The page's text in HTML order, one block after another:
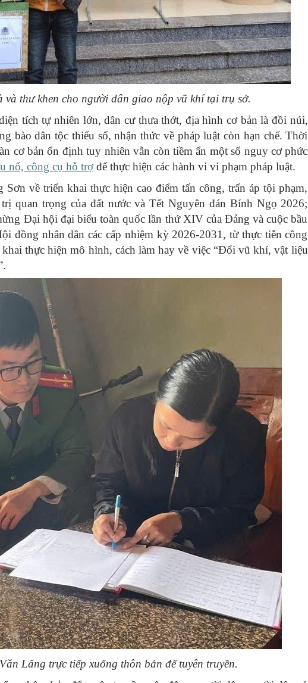
thư khen cho người dân giao nộp vũ khí tại trụ sở.
tích tự nhiên lớn, dân cư thưa thớt, địa hình cơ bản là đồi núi,
bào dân tộc thiểu số, nhận thức về pháp luật còn hạn chế. Thời
cơ bản ổn định tuy nhiên vẫn còn tiềm ẩn một số nguy cơ phức
nổ, công cụ hỗ trợđể thực hiện các hành vi vi phạm pháp luật.
về triển khai thực hiện cao điểm tấn công, trấn áp tội phạm,
quan trọng của đất nước và Tết Nguyên đán Bính Ngọ 2026;
Đại hội đại biểu toàn quốc lần thứ XIV của Đảng và cuộc bầu
đồng nhân dân các cấp nhiệm kỳ 2026-2031, từ thực tiễn công
thực hiện mô hình, cách làm hay về việc “Đổi vũ khí, vật liệu
Lãng trực tiếp xuống thôn bản để tuyên truyền.